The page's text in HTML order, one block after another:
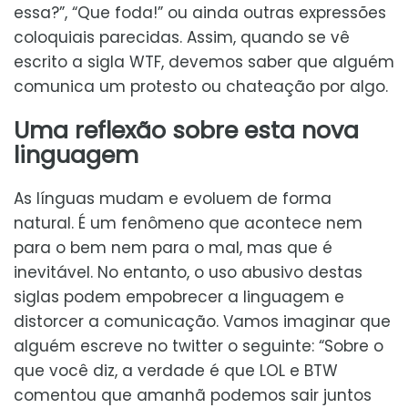
essa?”, “Que foda!” ou ainda outras expressões
coloquiais parecidas. Assim, quando se vê
escrito a sigla WTF, devemos saber que alguém
comunica um protesto ou chateação por algo.
Uma reflexão sobre esta nova
linguagem
As línguas mudam e evoluem de forma
natural. É um fenômeno que acontece nem
para o bem nem para o mal, mas que é
inevitável. No entanto, o uso abusivo destas
siglas podem empobrecer a linguagem e
distorcer a comunicação. Vamos imaginar que
alguém escreve no twitter o seguinte: “Sobre o
que você diz, a verdade é que LOL e BTW
comentou que amanhã podemos sair juntos